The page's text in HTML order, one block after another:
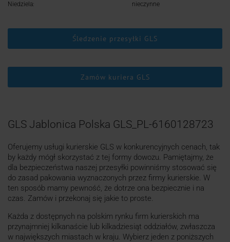
Niedziela:
nieczynne
Śledzenie przesyłki GLS
Zamów kuriera GLS
GLS Jablonica Polska GLS_PL-6160128723
Oferujemy usługi kurierskie GLS w konkurencyjnych cenach, tak
by każdy mógł skorzystać z tej formy dowozu. Pamiętajmy, że
dla bezpieczeństwa naszej przesyłki powinniśmy stosować się
do zasad pakowania wyznaczonych przez firmy kurierskie. W
ten sposób mamy pewność, że dotrze ona bezpiecznie i na
czas. Zamów i przekonaj się jakie to proste.
Każda z dostępnych na polskim rynku firm kurierskich ma
przynajmniej kilkanaście lub kilkadziesiąt oddziałów, zwłaszcza
w największych miastach w kraju. Wybierz jeden z poniższych